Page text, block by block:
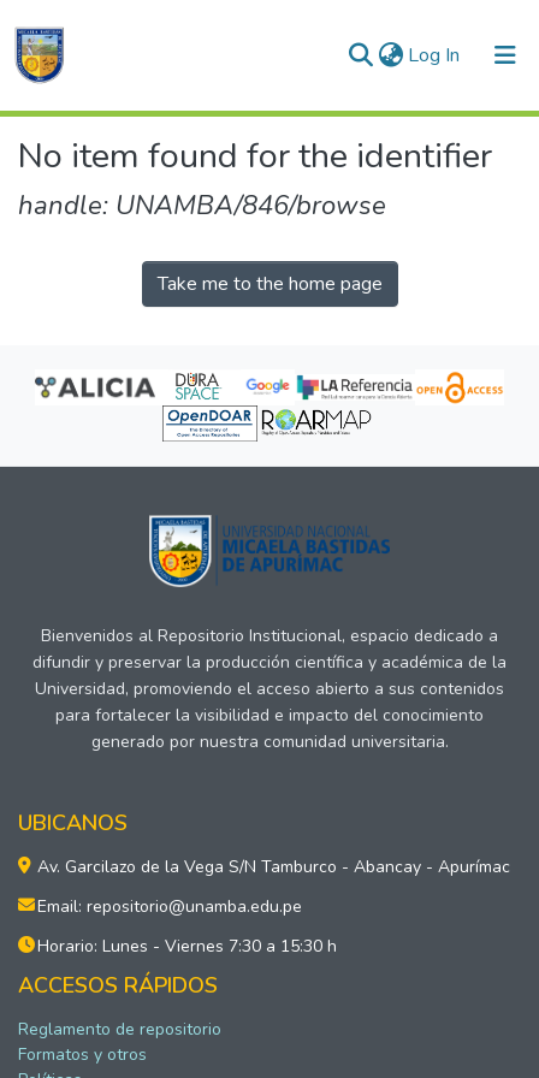
Log In (current)
Communities & Collections
No item found for the identifier
handle: UNAMBA/846/browse
Take me to the home page
Bienvenidos al Repositorio Institucional, espacio dedicado a
difundir y preservar la producción científica y académica de la
Universidad, promoviendo el acceso abierto a sus contenidos
para fortalecer la visibilidad e impacto del conocimiento
generado por nuestra comunidad universitaria.
UBICANOS
Av. Garcilazo de la Vega S/N Tamburco - Abancay - Apurímac
Email: repositorio@unamba.edu.pe
Horario: Lunes - Viernes 7:30 a 15:30 h
ACCESOS RÁPIDOS
Reglamento de repositorio
Formatos y otros